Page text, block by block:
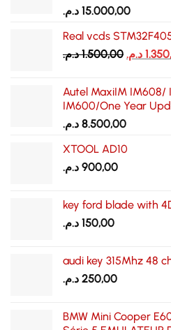
15.000,00 د.م.
Real vcds
1.500,00 د.م.
Le
était :
د.م.
Autel MaxiIM IM608/
IM600/One Year
8.500,00 د.م.
XTOOL AD10
900,00 د.م.
key ford blade with
150,00 د.م.
audi key 315Mhz 48
250,00 د.م.
BMW Mini Cooper